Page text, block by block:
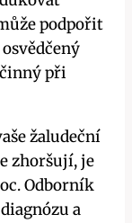
podpořit
při
žaludeční
zhoršují, je
Odborník
a